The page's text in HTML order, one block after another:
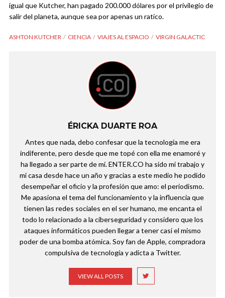
igual que Kutcher, han pagado 200.000 dólares por el privilegio de
salir del planeta, aunque sea por apenas un ratico.
ASHTON KUTCHER CIENCIA VIAJES AL ESPACIO VIRGIN GALACTIC
ÉRICKA DUARTE ROA
Antes que nada, debo confesar que la tecnología me era
indiferente, pero desde que me topé con ella me enamoré y
ha llegado a ser parte de mí. ENTER.CO ha sido mi trabajo y
mi casa desde hace un año y gracias a este medio he podido
desempeñar el oficio y la profesión que amo: el periodismo.
Me apasiona el tema del funcionamiento y la influencia que
tienen las redes sociales en el ser humano, me encanta el
todo lo relacionado a la ciberseguridad y considero que los
ataques informáticos pueden llegar a tener casi el mismo
poder de una bomba atómica. Soy fan de Apple, compradora
compulsiva de tecnología y adicta a Twitter.
VIEW ALL POSTS